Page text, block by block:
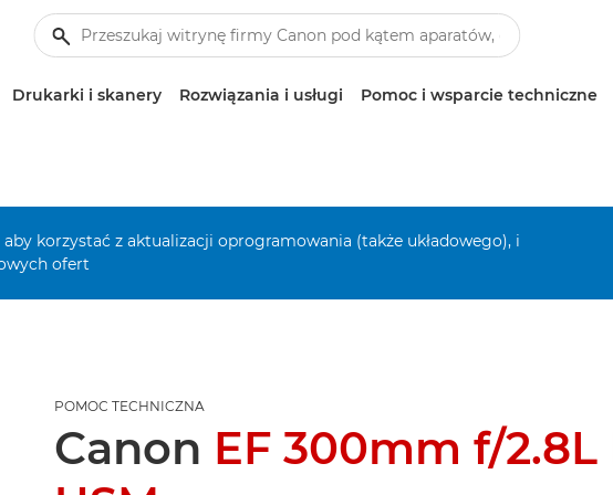
Drukarki i skanery Rozwiązania i usługi Pomoc i wsparcie techniczne
korzystać z aktualizacji oprogramowania (także układowego), i
ofert
POMOC TECHNICZNA
Canon EF 300mm f/2.8L